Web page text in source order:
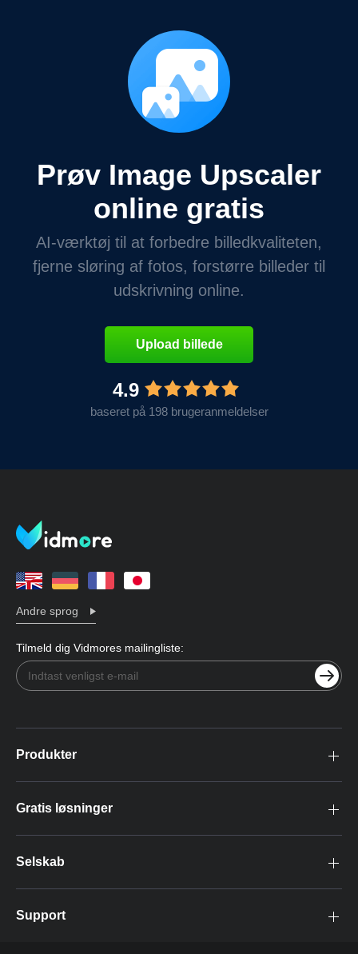
Prøv Image Upscaler
online gratis
AI-værktøj til at forbedre billedkvaliteten,
fjerne sløring af fotos, forstørre billeder til
udskrivning online.
Upload billede
4.9
baseret på 198 brugeranmeldelser
Andre sprog
Tilmeld dig Vidmores mailingliste:
Produkter
Gratis løsninger
Selskab
Support